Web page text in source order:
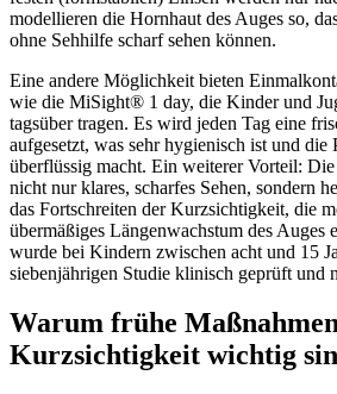
modellieren die Hornhaut des Auges so,
ohne Sehhilfe scharf sehen können.
Eine andere Möglichkeit bieten
wie die MiSight® 1 day, die Kinder und
tagsüber tragen. Es wird jeden Tag eine
aufgesetzt, was sehr hygienisch ist und
überflüssig macht. Ein weiterer Vorteil:
nicht nur klares, scharfes Sehen, sondern
das Fortschreiten der Kurzsichtigkeit, die
übermäßiges Längenwachstum des Auges
wurde bei Kindern zwischen acht und 15
siebenjährigen Studie klinisch geprüft und
Warum frühe
Kurzsichtigkeit wichtig